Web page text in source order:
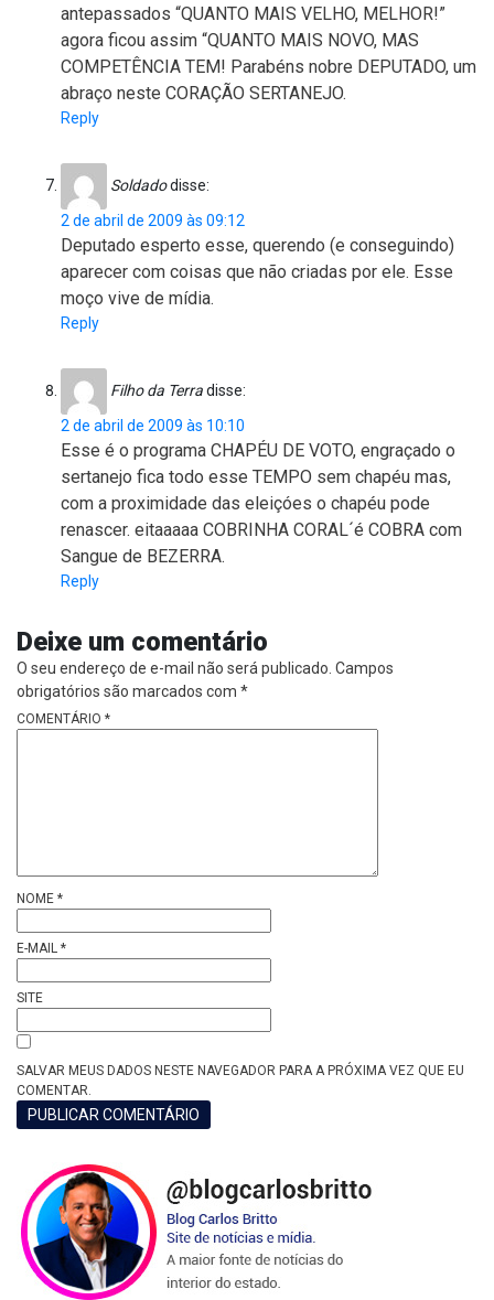
antepassados “QUANTO MAIS VELHO, MELHOR!”
agora ficou assim “QUANTO MAIS NOVO, MAS
COMPETÊNCIA TEM! Parabéns nobre DEPUTADO, um
abraço neste CORAÇÃO SERTANEJO.
Reply
Soldadodisse:
2 de abril de 2009 às 09:12
Deputado esperto esse, querendo (e conseguindo)
aparecer com coisas que não criadas por ele. Esse
moço vive de mídia.
Reply
Filho da Terradisse:
2 de abril de 2009 às 10:10
Esse é o programa CHAPÉU DE VOTO, engraçado o
sertanejo fica todo esse TEMPO sem chapéu mas,
com a proximidade das eleiçóes o chapéu pode
renascer. eitaaaaa COBRINHA CORAL´é COBRA com
Sangue de BEZERRA.
Reply
Deixe um comentário
O seu endereço de e-mail não será publicado. Campos
obrigatórios são marcados com *
COMENTÁRIO *
NOME *
E-MAIL *
SITE
SALVAR MEUS DADOS NESTE NAVEGADOR PARA A PRÓXIMA VEZ QUE EU
COMENTAR.